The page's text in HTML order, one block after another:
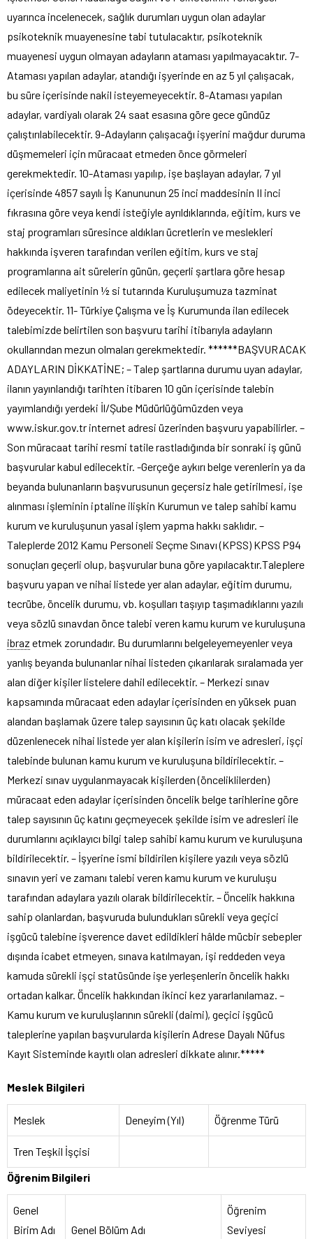
uyarınca incelenecek, sağlık durumları uygun olan adaylar
psikoteknik muayenesine tabi tutulacaktır, psikoteknik
muayenesi uygun olmayan adayların ataması yapılmayacaktır. 7-
Ataması yapılan adaylar, atandığı işyerinde en az 5 yıl çalışacak,
bu süre içerisinde nakil isteyemeyecektir. 8-Ataması yapılan
adaylar, vardiyalı olarak 24 saat esasına göre gece gündüz
çalıştırılabilecektir. 9-Adayların çalışacağı işyerini mağdur duruma
düşmemeleri için müracaat etmeden önce görmeleri
gerekmektedir. 10-Ataması yapılıp, işe başlayan adaylar, 7 yıl
içerisinde 4857 sayılı İş Kanununun 25 inci maddesinin II inci
fıkrasına göre veya kendi isteğiyle ayrıldıklarında, eğitim, kurs ve
staj programları süresince aldıkları ücretlerin ve meslekleri
hakkında işveren tarafından verilen eğitim, kurs ve staj
programlarına ait sürelerin günün, geçerli şartlara göre hesap
edilecek maliyetinin ½ si tutarında Kuruluşumuza tazminat
ödeyecektir. 11- Türkiye Çalışma ve İş Kurumunda ilan edilecek
talebimizde belirtilen son başvuru tarihi itibarıyla adayların
okullarından mezun olmaları gerekmektedir. ******BAŞVURACAK
ADAYLARIN DİKKATİNE; – Talep şartlarına durumu uyan adaylar,
ilanın yayınlandığı tarihten itibaren 10 gün içerisinde talebin
yayımlandığı yerdeki İl/Şube Müdürlüğümüzden veya
www.iskur.gov.tr internet adresi üzerinden başvuru yapabilirler. –
Son müracaat tarihi resmi tatile rastladığında bir sonraki iş günü
başvurular kabul edilecektir. -Gerçeğe aykırı belge verenlerin ya da
beyanda bulunanların başvurusunun geçersiz hale getirilmesi, işe
alınması işleminin iptaline ilişkin Kurumun ve talep sahibi kamu
kurum ve kuruluşunun yasal işlem yapma hakkı saklıdır. –
Taleplerde 2012 Kamu Personeli Seçme Sınavı (KPSS) KPSS P94
sonuçları geçerli olup, başvurular buna göre yapılacaktır.Taleplere
başvuru yapan ve nihai listede yer alan adaylar, eğitim durumu,
tecrübe, öncelik durumu, vb. koşulları taşıyıp taşımadıklarını yazılı
veya sözlü sınavdan önce talebi veren kamu kurum ve kuruluşuna
ibraz etmek zorundadır. Bu durumlarını belgeleyemeyenler veya
yanlış beyanda bulunanlar nihai listeden çıkarılarak sıralamada yer
alan diğer kişiler listelere dahil edilecektir. – Merkezi sınav
kapsamında müracaat eden adaylar içerisinden en yüksek puan
alandan başlamak üzere talep sayısının üç katı olacak şekilde
düzenlenecek nihai listede yer alan kişilerin isim ve adresleri, işçi
talebinde bulunan kamu kurum ve kuruluşuna bildirilecektir. –
Merkezi sınav uygulanmayacak kişilerden (önceliklilerden)
müracaat eden adaylar içerisinden öncelik belge tarihlerine göre
talep sayısının üç katını geçmeyecek şekilde isim ve adresleri ile
durumlarını açıklayıcı bilgi talep sahibi kamu kurum ve kuruluşuna
bildirilecektir. – İşyerine ismi bildirilen kişilere yazılı veya sözlü
sınavın yeri ve zamanı talebi veren kamu kurum ve kuruluşu
tarafından adaylara yazılı olarak bildirilecektir. – Öncelik hakkına
sahip olanlardan, başvuruda bulundukları sürekli veya geçici
işgücü talebine işverence davet edildikleri hâlde mücbir sebepler
dışında icabet etmeyen, sınava katılmayan, işi reddeden veya
kamuda sürekli işçi statüsünde işe yerleşenlerin öncelik hakkı
ortadan kalkar. Öncelik hakkından ikinci kez yararlanılamaz. –
Kamu kurum ve kuruluşlarının sürekli (daimi), geçici işgücü
taleplerine yapılan başvurularda kişilerin Adrese Dayalı Nüfus
Kayıt Sisteminde kayıtlı olan adresleri dikkate alınır.*****
Meslek Bilgileri
Meslek Deneyim (Yıl) Öğrenme Türü
Tren Teşkil İşçisi
Öğrenim Bilgileri
Genel
Birim Adı
Genel Bölüm Adı
Öğrenim
Seviyesi